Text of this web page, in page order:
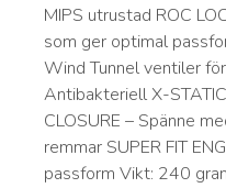
MIPS utrustad ROC
som ger optimal
Wind Tunnel ventiler
Antibakteriell X-
CLOSURE – Spänne
remmar SUPER FIT
passform Vikt: 240